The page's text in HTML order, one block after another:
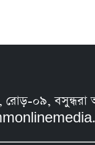
রোড়-০৯,